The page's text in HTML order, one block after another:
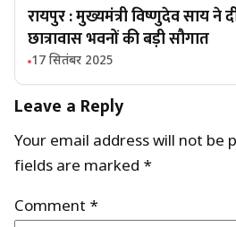
रायपुर : मुख्यमंत्री विष्णुदेव साय ने
छात्रावास भवनों की बड़ी सौगात
17 सितंबर 2025
Leave a Reply
Your email address will not be
fields are marked *
Comment *